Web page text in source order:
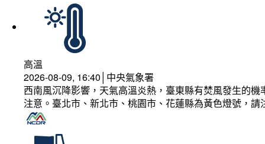
高溫
2026-08-09, 16:40│中央氣象署
西南風沉降影響，天氣高溫炎熱，臺東縣有焚風發生的
注意。臺北市、新北市、桃園市、花蓮縣為黃色燈號，